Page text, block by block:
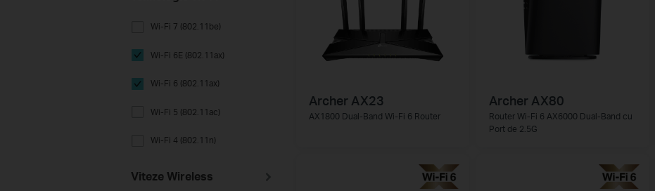
Wi-Fi 7 (802.11be)
Wi-Fi 6E (802.11ax)
Wi-Fi 6 (802.11ax)
Wi-Fi 5 (802.11ac)
Wi-Fi 4 (802.11n)
Viteze Wireless
Archer AX23
AX1800 Dual-Band Wi-Fi 6 Router
Archer AX80
Router Wi-Fi 6 AX6000 Dual-Band cu
Port de 2.5G